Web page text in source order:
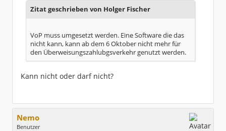
Zitat geschrieben von Holger Fischer
VoP muss umgesetzt werden. Eine Software die das
nicht kann, kann ab dem 6 Oktober nicht mehr für
den Überweisungszahlubgsverkehr genutzt werden.
Kann nicht oder darf nicht?
Nemo
Benutzer